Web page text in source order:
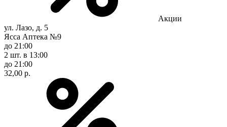
Акции
ул. Лазо, д. 5
Ясса Аптека №9
до 21:00
2 шт. в 13:00
до 21:00
32,00 р.